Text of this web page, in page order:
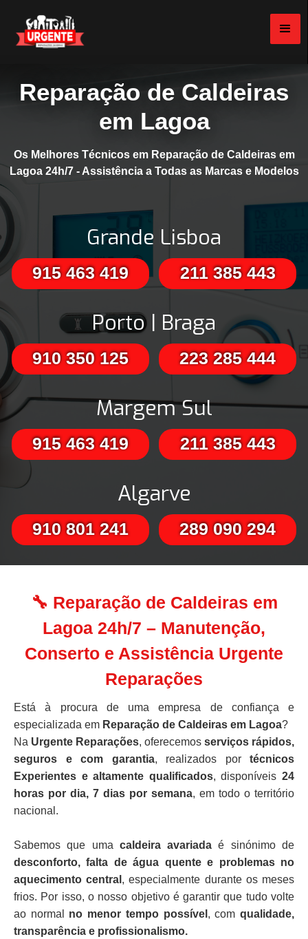
Reparação de Caldeiras
em Lagoa
Os Melhores Técnicos em Reparação de Caldeiras em
Lagoa 24h/7 - Assistência a Todas as Marcas e Modelos
Grande Lisboa
915 463 419 211 385 443
Porto | Braga
910 350 125 223 285 444
Margem Sul
915 463 419 211 385 443
Algarve
910 801 241 289 090 294
🔧 Reparação de Caldeiras em
Lagoa 24h/7 – Manutenção,
Conserto e Assistência Urgente
Reparações
Está à procura de uma empresa de confiança e
especializada em Reparação de Caldeiras em Lagoa?
Na Urgente Reparações, oferecemos serviços rápidos,
seguros e com garantia, realizados por técnicos
Experientes e altamente qualificados, disponíveis24
horas por dia, 7 dias por semana, em todo o território
nacional.
Sabemos que uma caldeira avariada é sinónimo de
desconforto, falta de água quente e problemas no
aquecimento central , especialmente durante os meses
frios. Por isso, o nosso objetivo é garantir que tudo volte
ao normal no menor tempo possível , comqualidade,
transparência e profissionalismo.